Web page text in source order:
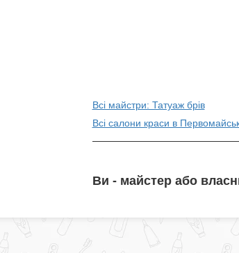
Всі майстри: Татуаж брів
Всі салони краси в
Ви - майстер або